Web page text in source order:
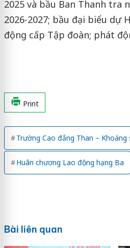
2025 và bầu Ban Thanh tra
2026-2027; bầu đại biểu dự
động cấp Tập đoàn; phát
Print
Trường Cao đẳng Than – Khoáng
Huân chương Lao động hạng Ba
Bài liên quan